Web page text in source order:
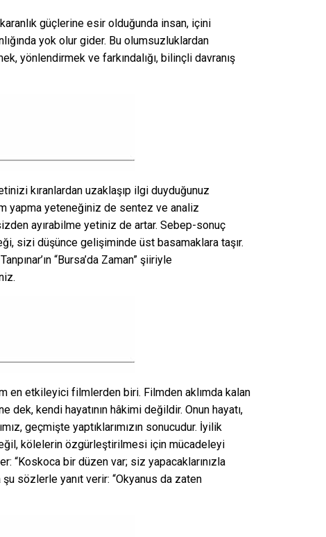
güçlerine esir olduğunda insan, içini
yok olur gider. Bu olumsuzluklardan
yönlendirmek ve farkındalığı, bilinçli davranış
kıranlardan uzaklaşıp ilgi duyduğunuz
yapma yeteneğiniz de sentez ve analiz
ayırabilme yetiniz de artar. Sebep-sonuç
sizi düşünce gelişiminde üst basamaklara taşır.
“Bursa’da Zaman” şiiriyle
en etkileyici filmlerden biri. Filmden aklımda kalan
dek, kendi hayatının hâkimi değildir. Onun hayatı,
geçmişte yaptıklarımızın sonucudur. İyilik
kölelerin özgürleştirilmesi için mücadeleyi
“Koskoca bir düzen var; siz yapacaklarınızla
sözlerle yanıt verir: “Okyanus da zaten